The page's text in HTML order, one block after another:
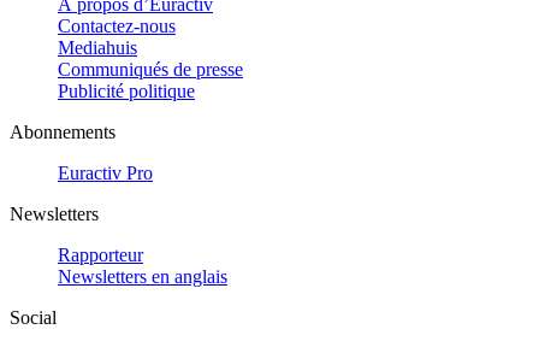
À propos d’Euractiv
Contactez-nous
Mediahuis
Communiqués de presse
Publicité politique
Abonnements
Euractiv Pro
Newsletters
Rapporteur
Newsletters en anglais
Social